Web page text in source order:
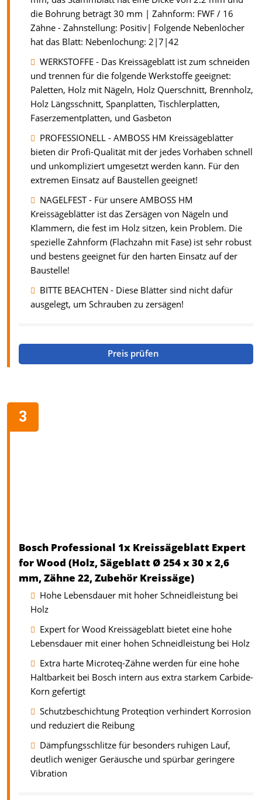
die Bohrung beträgt 30 mm | Zahnform: FWF / 16
Zähne - Zahnstellung: Positiv| Folgende Nebenlöcher
hat das Blatt: Nebenlochung: 2|7|42
WERKSTOFFE - Das Kreissägeblatt ist zum schneiden
und trennen für die folgende Werkstoffe geeignet:
Paletten, Holz mit Nägeln, Holz Querschnitt, Brennholz,
Holz Längsschnitt, Spanplatten, Tischlerplatten,
Faserzementplatten, und Gasbeton
PROFESSIONELL - AMBOSS HM Kreissägeblätter
bieten dir Profi-Qualität mit der jedes Vorhaben schnell
und unkompliziert umgesetzt werden kann. Für den
extremen Einsatz auf Baustellen geeignet!
NAGELFEST - Für unsere AMBOSS HM
Kreissägeblätter ist das Zersägen von Nägeln und
Klammern, die fest im Holz sitzen, kein Problem. Die
spezielle Zahnform (Flachzahn mit Fase) ist sehr robust
und bestens geeignet für den harten Einsatz auf der
Baustelle!
BITTE BEACHTEN - Diese Blätter sind nicht dafür
ausgelegt, um Schrauben zu zersägen!
Preis prüfen
Bosch Professional 1x Kreissägeblatt Expert
for Wood (Holz, Sägeblatt Ø 254 x 30 x 2,6
mm, Zähne 22, Zubehör Kreissäge)
Hohe Lebensdauer mit hoher Schneidleistung bei
Holz
Expert for Wood Kreissägeblatt bietet eine hohe
Lebensdauer mit einer hohen Schneidleistung bei Holz
Extra harte Microteq-Zähne werden für eine hohe
Haltbarkeit bei Bosch intern aus extra starkem Carbide-
Korn gefertigt
Schutzbeschichtung Proteqtion verhindert Korrosion
und reduziert die Reibung
Dämpfungsschlitze für besonders ruhigen Lauf,
deutlich weniger Geräusche und spürbar geringere
Vibration